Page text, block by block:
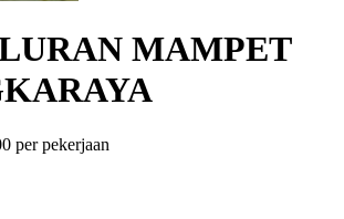
MAMPET
per pekerjaan